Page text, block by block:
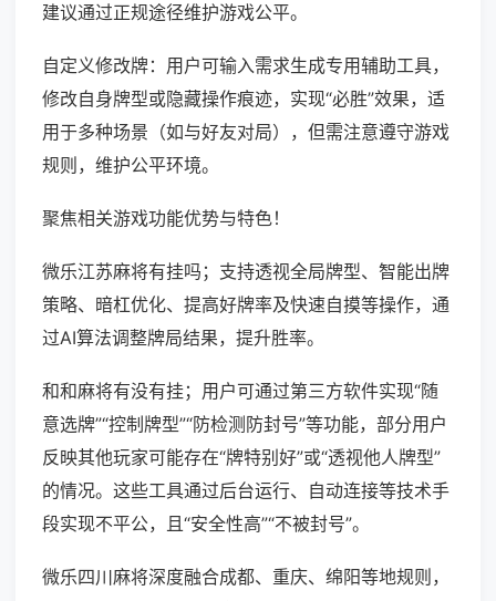
建议通过正规途径维护游戏公平。
自定义修改牌：用户可输入需求生成专用辅助工具，
修改自身牌型或隐藏操作痕迹，实现“必胜”效果，适
用于多种场景（如与好友对局），但需注意遵守游戏
规则，维护公平环境。
聚焦相关游戏功能优势与特色！
微乐江苏麻将有挂吗；支持透视全局牌型、智能出牌
策略、暗杠优化、提高好牌率及快速自摸等操作，通
过AI算法调整牌局结果，提升胜率。
和和麻将有没有挂；用户可通过第三方软件实现“随
意选牌”“控制牌型”“防检测防封号”等功能，部分用户
反映其他玩家可能存在“牌特别好”或“透视他人牌型”
的情况。这些工具通过后台运行、自动连接等技术手
段实现不平公，且“安全性高”“不被封号”。
微乐四川麻将深度融合成都、重庆、绵阳等地规则，